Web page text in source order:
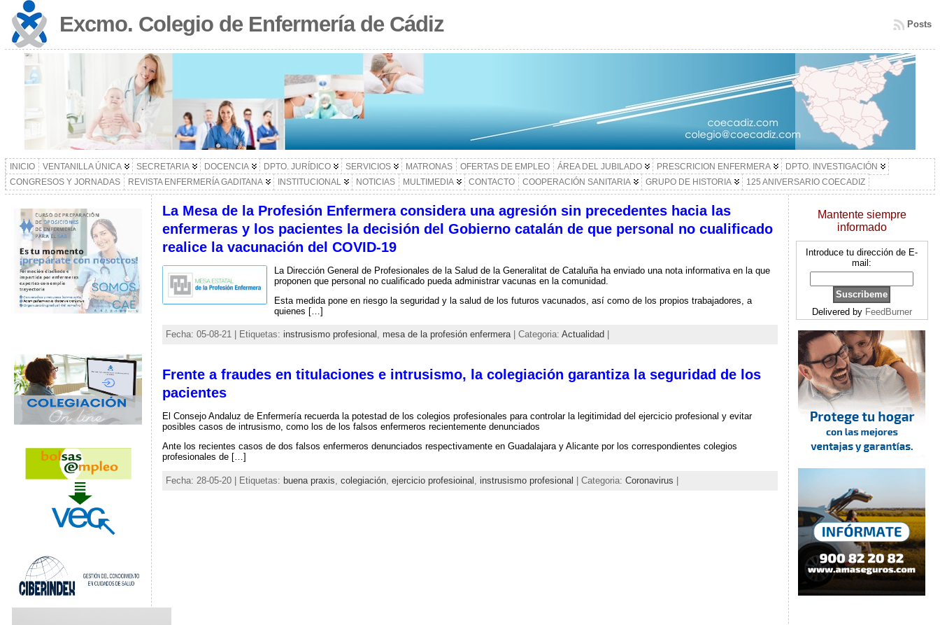
Excmo. Colegio de Enfermería de Cádiz Posts
INICIO VENTANILLA ÚNICA SECRETARIA DOCENCIA DPTO. JURÍDICO SERVICIOS MATRONAS OFERTAS DE EMPLEO ÁREA DEL JUBILADO PRESCRICION ENFERMERA
DPTO. INVESTIGACIÓN
CONGRESOS Y JORNADAS
REVISTA ENFERMERÍA GADITANA INSTITUCIONAL NOTICIAS MULTIMEDIA CONTACTO COOPERACIÓN SANITARIA GRUPO DE HISTORIA 125 ANIVERSARIO COECADIZ
La Mesa de la Profesión Enfermera considera una agresión sin precedentes hacia las
enfermeras y los pacientes la decisión del Gobierno catalán de que personal no cualificado
realice la vacunación del COVID-19
La Dirección General de Profesionales de la Salud de la Generalitat de Cataluña ha enviado una nota informativa en la que
proponen que personal no cualificado pueda administrar vacunas en la comunidad.
Esta medida pone en riesgo la seguridad y la salud de los futuros vacunados, así como de los propios trabajadores, a
quienes […]
Fecha: 05-08-21 | Etiquetas: instrusismo profesional , mesa de la profesión enfermera| Categoria: Actualidad
Frente a fraudes en titulaciones e intrusismo, la colegiación garantiza la seguridad de los
pacientes
El Consejo Andaluz de Enfermería recuerda la potestad de los colegios profesionales para controlar la legitimidad del ejercicio profesional y evitar
posibles casos de intrusismo, como los de los falsos enfermeros recientemente denunciados
Ante los recientes casos de dos falsos enfermeros denunciados respectivamente en Guadalajara y Alicante por los correspondientes colegios
profesionales de […]
Fecha: 28-05-20 | Etiquetas: buena praxis colegiación, ejercicio profesioinal instrusismo profesional | Categoria: Coronavirus
Mantente siempre
informado
Introduce tu dirección de E-
mail:
Delivered by FeedBurner